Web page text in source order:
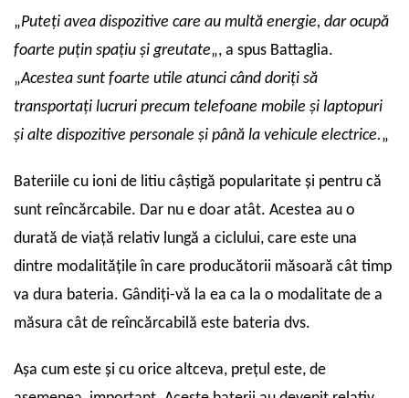
„Puteți avea dispozitive care au multă energie, dar ocupă
foarte puțin spațiu și greutate„, a spus Battaglia.
„Acestea sunt foarte utile atunci când doriți să
transportați lucruri precum telefoane mobile și laptopuri
și alte dispozitive personale și până la vehicule electrice.„
Bateriile cu ioni de litiu câștigă popularitate și pentru că
sunt reîncărcabile. Dar nu e doar atât. Acestea au o
durată de viață relativ lungă a ciclului, care este una
dintre modalitățile în care producătorii măsoară cât timp
va dura bateria. Gândiți-vă la ea ca la o modalitate de a
măsura cât de reîncărcabilă este bateria dvs.
Așa cum este și cu orice altceva, prețul este, de